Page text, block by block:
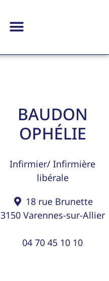
BAUDON
OPHÉLIE
Infirmier/ Infirmière
libérale
18 rue Brunette
3150 Varennes-sur-Allier
04 70 45 10 10